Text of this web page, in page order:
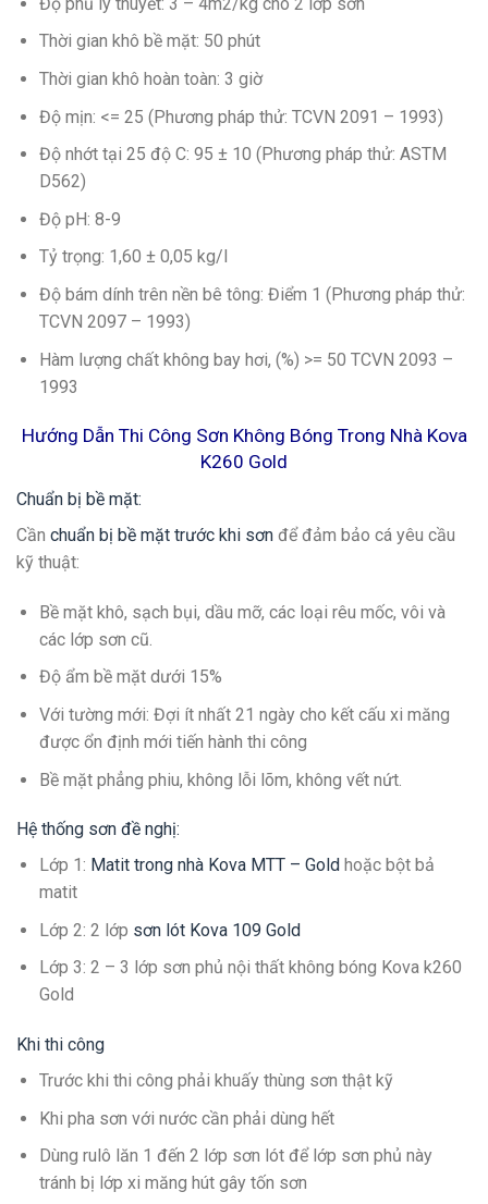
Thời gian khô bề mặt: 50 phút
Thời gian khô hoàn toàn: 3 giờ
Độ mịn: <= 25 (Phương pháp thử: TCVN 2091 – 1993)
Độ nhớt tại 25 độ C: 95 ± 10 (Phương pháp thử: ASTM
D562)
Độ pH: 8-9
Tỷ trọng: 1,60 ± 0,05 kg/l
Độ bám dính trên nền bê tông: Điểm 1 (Phương pháp thử:
TCVN 2097 – 1993)
Hàm lượng chất không bay hơi, (%) >= 50 TCVN 2093 –
1993
Hướng Dẫn Thi Công Sơn Không Bóng Trong Nhà Kova
K260 Gold
Chuẩn bị bề mặt:
Cần chuẩn bị bề mặt trước khi sơn để đảm bảo cá yêu cầu
kỹ thuật:
Bề mặt khô, sạch bụi, dầu mỡ, các loại rêu mốc, vôi và
các lớp sơn cũ.
Độ ẩm bề mặt dưới 15%
Với tường mới: Đợi ít nhất 21 ngày cho kết cấu xi măng
được ổn định mới tiến hành thi công
Bề mặt phẳng phiu, không lỗi lõm, không vết nứt.
Hệ thống sơn đề nghị:
Lớp 1: Matit trong nhà Kova MTT – Gold hoặc bột bả
matit
Lớp 2: 2 lớp sơn lót Kova 109 Gold
Lớp 3: 2 – 3 lớp sơn phủ nội thất không bóng Kova k260
Gold
Khi thi công
Trước khi thi công phải khuấy thùng sơn thật kỹ
Khi pha sơn với nước cần phải dùng hết
Dùng rulô lăn 1 đến 2 lớp sơn lót để lớp sơn phủ này
tránh bị lớp xi măng hút gây tốn sơn